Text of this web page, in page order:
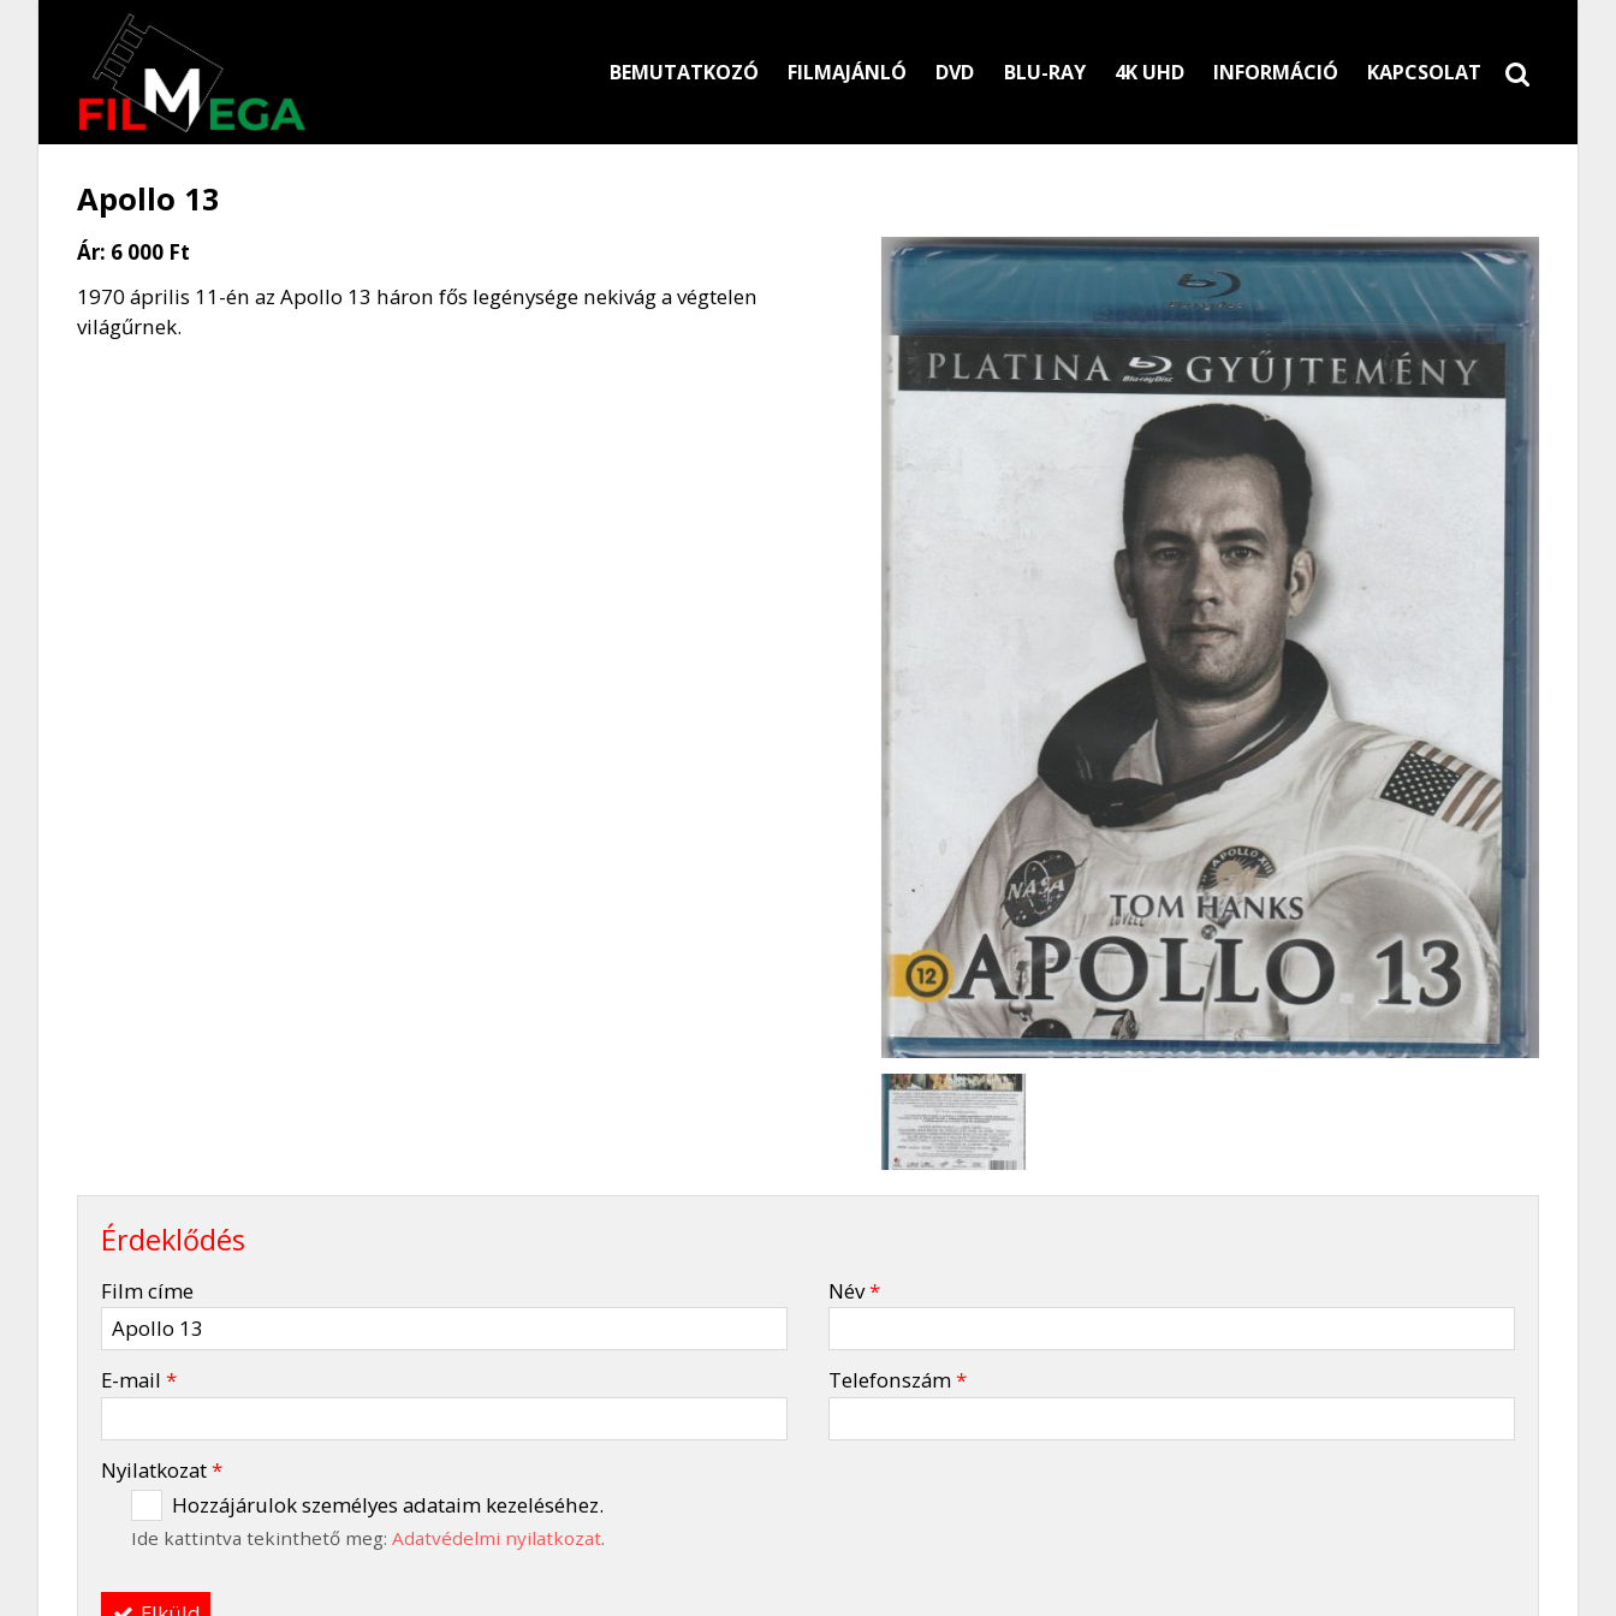
BEMUTATKOZÓ FILMAJÁNLÓ DVD BLU-RAY 4K UHD INFORMÁCIÓ KAPCSOLAT
Apollo 13
Ár: 6 000 Ft
1970 április 11-én az Apollo 13 háron fős legénysége nekivág a végtelen
világűrnek.
Érdeklődés
Film címe Név*
E-mail * Telefonszám*
Nyilatkozat*
Hozzájárulok személyes adataim kezeléséhez.
Ide kattintva tekinthető meg:Adatvédelmi nyilatkozat.